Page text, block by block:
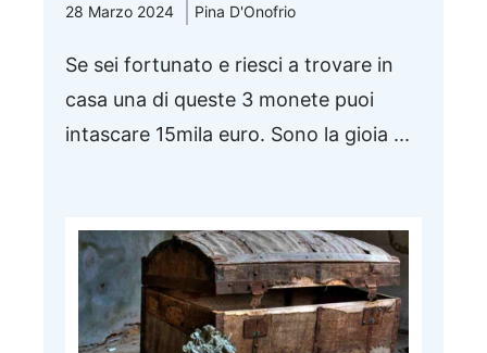
28 Marzo 2024 Pina D'Onofrio
Se sei fortunato e riesci a trovare in
casa una di queste 3 monete puoi
intascare 15mila euro. Sono la gioia ...